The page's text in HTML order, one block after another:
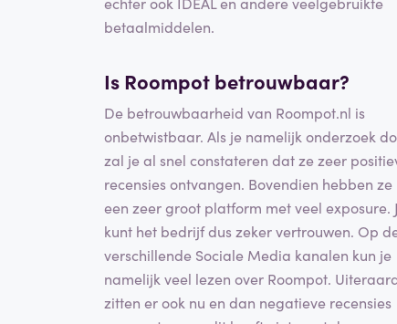
betaalmiddelen.
Is Roompot betrouwbaar?
De betrouwbaarheid van Roompot.nl is
onbetwistbaar. Als je namelijk onderzoek
zal je al snel constateren dat ze zeer
recensies ontvangen. Bovendien hebben ze
een zeer groot platform met veel exposure.
kunt het bedrijf dus zeker vertrouwen. Op
verschillende Sociale Media kanalen kun je
namelijk veel lezen over Roompot.
zitten er ook nu en dan negatieve recensies